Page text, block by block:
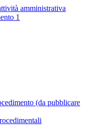
amministrativa
1
(da pubblicare